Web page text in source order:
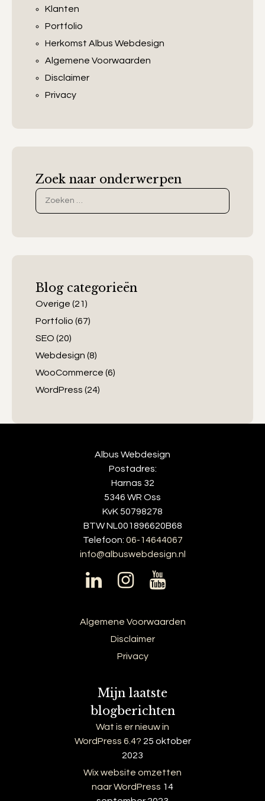
Klanten
Portfolio
Herkomst Albus Webdesign
Algemene Voorwaarden
Disclaimer
Privacy
Zoek naar onderwerpen
Zoek
naar:
Blog categorieën
Overige (21)
Portfolio (67)
SEO (20)
Webdesign (8)
WooCommerce (6)
WordPress (24)
Albus Webdesign
Postadres:
Harnas 32
5346 WR Oss
KvK 50798278
BTW NL001896620B68
Telefoon: 06-14644067
info@albuswebdesign.nl
Algemene Voorwaarden
Disclaimer
Privacy
Mijn laatste
blogberichten
Wat is er nieuw in
WordPress 6.4? 25 oktober
2023
Wix website omzetten
naar WordPress 14